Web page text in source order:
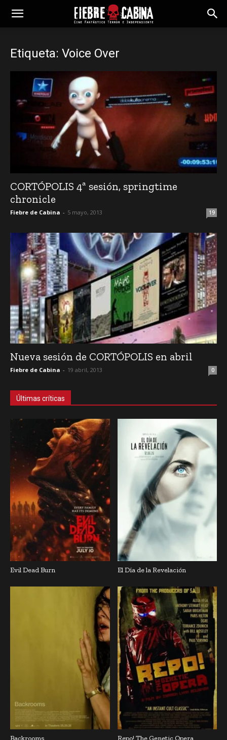
Etiqueta: Voice Over
CORTÓPOLIS 4ª sesión, springtime
chronicle
Fiebre de Cabina - 5 mayo, 2013 19
Nueva sesión de CORTÓPOLIS en abril
Fiebre de Cabina - 19 abril, 2013 0
Últimas críticas
Evil Dead Burn El Día de la Revelación
Backrooms Repo! The Genetic Opera